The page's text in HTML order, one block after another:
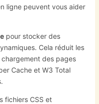
ligne peuvent vous aider
pour stocker des
Cela réduit les
des pages
Cache et W3 Total
fichiers CSS et